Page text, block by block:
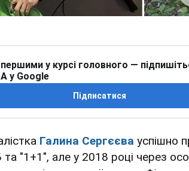
у курсі головного —
у Google
Підписатися
Галина Сергєєва успішно
"1+1", але у 2018 році через